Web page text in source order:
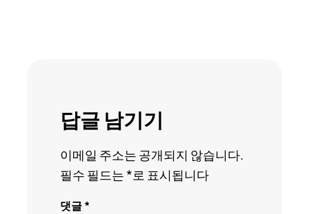
답글 남기기
이메일 주소는 공개되지 않습니다.
필수 필드는 *로 표시됩니다
댓글*